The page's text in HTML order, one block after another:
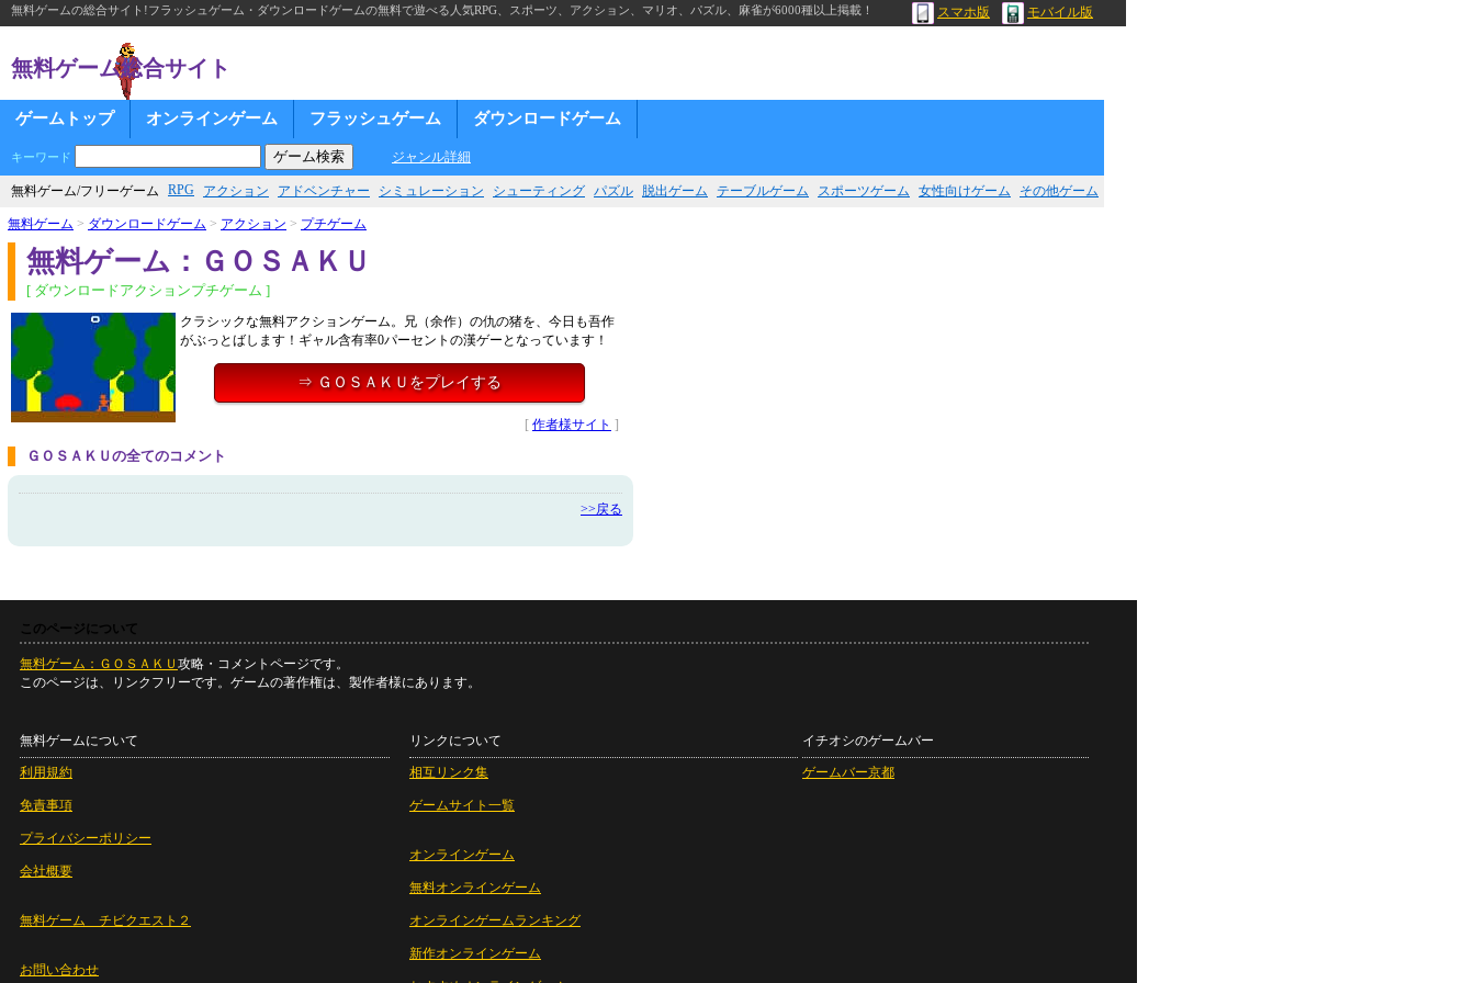
無料ゲームの総合サイト!フラッシュゲーム・ダウンロードゲームの無料で遊べる人気RPG、スポーツ、アクション、マリオ、パズル、麻雀が6000種以上掲載！ スマホ版 モバイル版
無料ゲーム総合サイト
ゲームトップ オンラインゲーム フラッシュゲーム ダウンロードゲーム
キーワード ジャンル詳細
無料ゲーム/フリーゲーム RPG アクション アドベンチャー シミュレーション シューティング パズル 脱出ゲーム テーブルゲーム スポーツゲーム 女性向けゲーム その他ゲーム
無料ゲーム > ダウンロードゲーム > アクション > プチゲーム
無料ゲーム：ＧＯＳＡＫＵ
[ ダウンロードアクションプチゲーム ]
クラシックな無料アクションゲーム。兄（余作）の仇の猪を、今日も吾作
がぶっとばします！ギャル含有率0パーセントの漢ゲーとなっています！
⇒ ＧＯＳＡＫＵをプレイする
[ 作者様サイト ]
ＧＯＳＡＫＵの全てのコメント
>>戻る
このページについて
無料ゲーム：ＧＯＳＡＫＵ 攻略・コメントページです。
このページは、リンクフリーです。ゲームの著作権は、製作者様にあります。
無料ゲームについて
利用規約
免責事項
プライバシーポリシー
会社概要
無料ゲーム チビクエスト２
お問い合わせ
リンクについて
相互リンク集
ゲームサイト一覧
オンラインゲーム
無料オンラインゲーム
オンラインゲームランキング
新作オンラインゲーム
イチオシのゲームバー
ゲームバー京都